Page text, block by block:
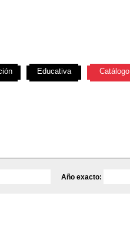
Año exacto:
Educativa Catálogo